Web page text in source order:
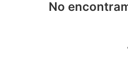
No